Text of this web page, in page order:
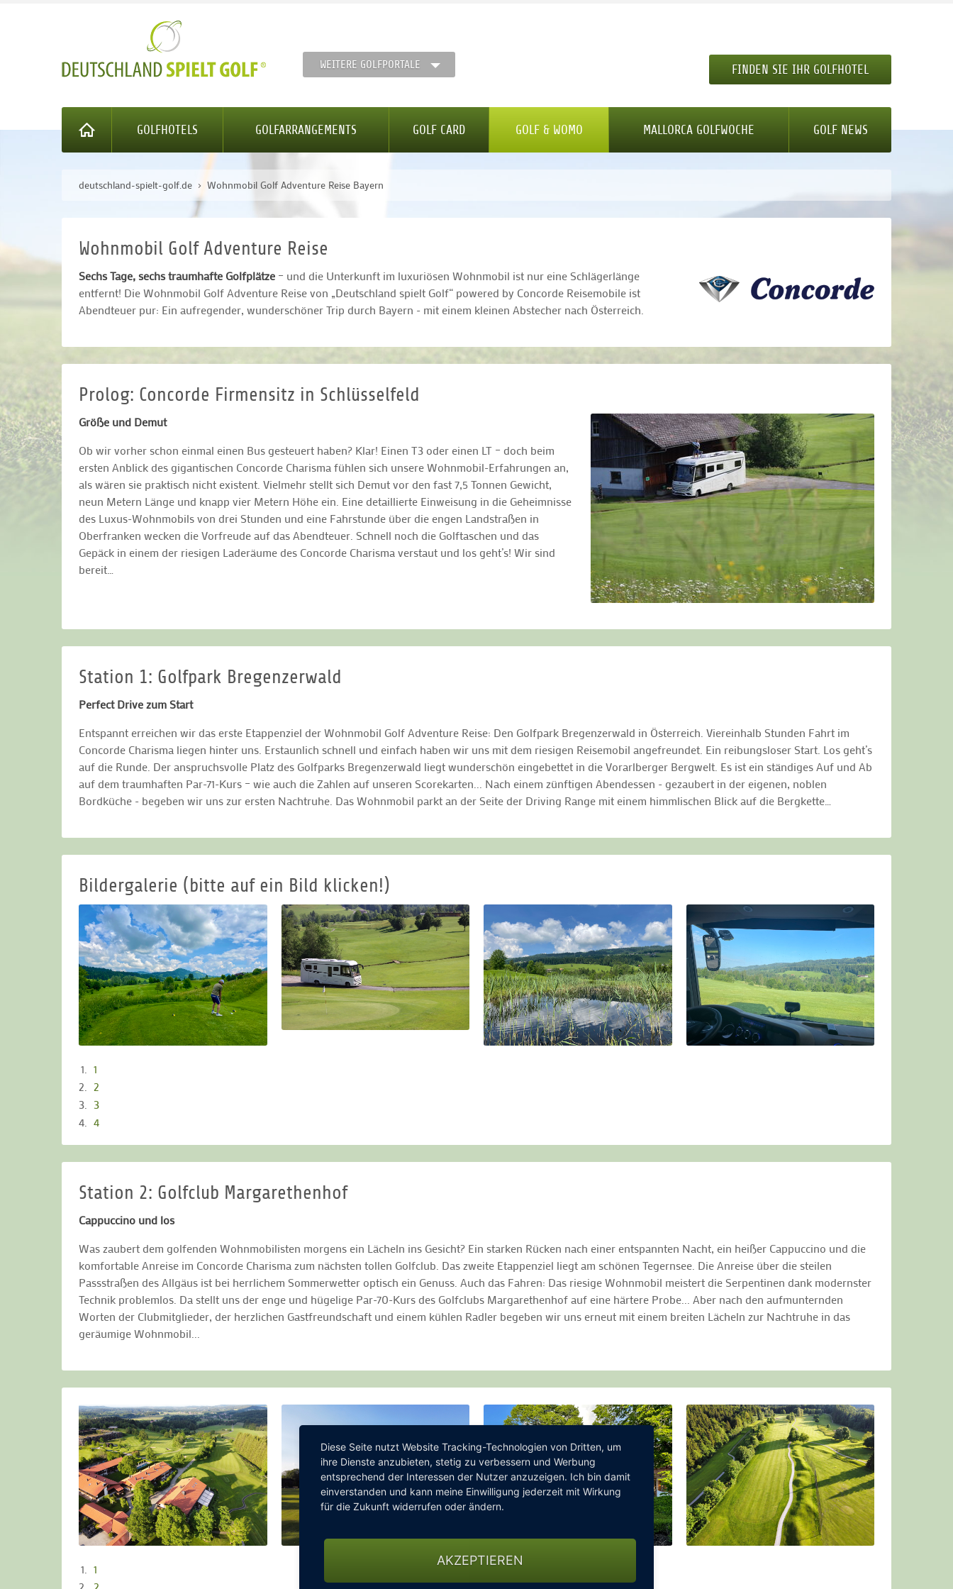
WEITERE GOLFPORTALE FINDEN SIE IHR GOLFHOTEL
GOLFHOTELS GOLFARRANGEMENTS GOLF CARD GOLF & WOMO MALLORCA GOLFWOCHE GOLF NEWS
deutschland-spielt-golf.de Wohnmobil Golf Adventure Reise Bayern
Wohnmobil Golf Adventure Reise
Sechs Tage, sechs traumhafte Golfplätze – und die Unterkunft im luxuriösen Wohnmobil ist nur eine Schlägerlänge
entfernt! Die Wohnmobil Golf Adventure Reise von „Deutschland spielt Golf“ powered by Concorde Reisemobile ist
Abendteuer pur: Ein aufregender, wunderschöner Trip durch Bayern - mit einem kleinen Abstecher nach Österreich.
Prolog: Concorde Firmensitz in Schlüsselfeld
Größe und Demut
Ob wir vorher schon einmal einen Bus gesteuert haben? Klar! Einen T3 oder einen LT – doch beim
ersten Anblick des gigantischen Concorde Charisma fühlen sich unsere Wohnmobil-Erfahrungen an,
als wären sie praktisch nicht existent. Vielmehr stellt sich Demut vor den fast 7,5 Tonnen Gewicht,
neun Metern Länge und knapp vier Metern Höhe ein. Eine detaillierte Einweisung in die Geheimnisse
des Luxus-Wohnmobils von drei Stunden und eine Fahrstunde über die engen Landstraßen in
Oberfranken wecken die Vorfreude auf das Abendteuer. Schnell noch die Golftaschen und das
Gepäck in einem der riesigen Laderäume des Concorde Charisma verstaut und los geht’s! Wir sind
bereit…
Station 1: Golfpark Bregenzerwald
Perfect Drive zum Start
Entspannt erreichen wir das erste Etappenziel der Wohnmobil Golf Adventure Reise: Den Golfpark Bregenzerwald in Österreich. Viereinhalb Stunden Fahrt im
Concorde Charisma liegen hinter uns. Erstaunlich schnell und einfach haben wir uns mit dem riesigen Reisemobil angefreundet. Ein reibungsloser Start. Los geht’s
auf die Runde. Der anspruchsvolle Platz des Golfparks Bregenzerwald liegt wunderschön eingebettet in die Vorarlberger Bergwelt. Es ist ein ständiges Auf und Ab
auf dem traumhaften Par-71-Kurs – wie auch die Zahlen auf unseren Scorekarten... Nach einem zünftigen Abendessen - gezaubert in der eigenen, noblen
Bordküche - begeben wir uns zur ersten Nachtruhe. Das Wohnmobil parkt an der Seite der Driving Range mit einem himmlischen Blick auf die Bergkette…
Bildergalerie (bitte auf ein Bild klicken!)
1
2
3
4
Station 2: Golfclub Margarethenhof
Cappuccino und los
Was zaubert dem golfenden Wohnmobilisten morgens ein Lächeln ins Gesicht? Ein starken Rücken nach einer entspannten Nacht, ein heißer Cappuccino und die
komfortable Anreise im Concorde Charisma zum nächsten tollen Golfclub. Das zweite Etappenziel liegt am schönen Tegernsee. Die Anreise über die steilen
Passstraßen des Allgäus ist bei herrlichem Sommerwetter optisch ein Genuss. Auch das Fahren: Das riesige Wohnmobil meistert die Serpentinen dank modernster
Technik problemlos. Da stellt uns der enge und hügelige Par-70-Kurs des Golfclubs Margarethenhof auf eine härtere Probe... Aber nach den aufmunternden
Worten der Clubmitglieder, der herzlichen Gastfreundschaft und einem kühlen Radler begeben wir uns erneut mit einem breiten Lächeln zur Nachtruhe in das
geräumige Wohnmobil...
1
Diese Seite nutzt Website Tracking-Technologien von Dritten, um
ihre Dienste anzubieten, stetig zu verbessern und Werbung
entsprechend der Interessen der Nutzer anzuzeigen. Ich bin damit
einverstanden und kann meine Einwilligung jederzeit mit Wirkung
für die Zukunft widerrufen oder ändern.
AKZEPTIEREN